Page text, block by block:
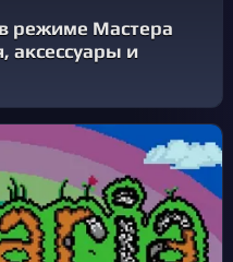
режиме Мастера
аксессуары и